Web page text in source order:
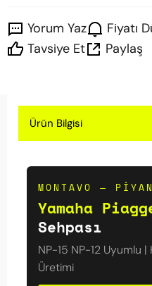
Yorum Yaz
Fiyatı
Tavsiye Et
Paylaş
Ürün Bilgisi
MONTAVO —
Yamaha
Sehpası
NP-15 NP-12 Uyumlu |
Üretimi